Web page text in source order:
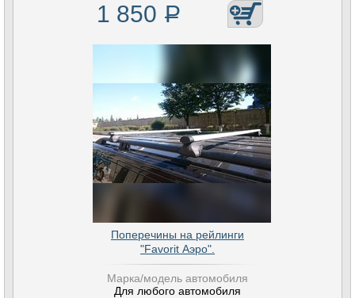
1 850 Р
Поперечины на рейлинги
"Favorit Аэро".
Марка/модель автомобиля
Для любого автомобиля